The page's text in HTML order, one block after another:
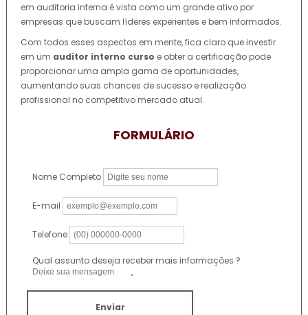
em auditoria interna é vista como um grande ativo por
empresas que buscam líderes experientes e bem informados.
Com todos esses aspectos em mente, fica claro que investir
em um auditor interno curso e obter a certificação pode
proporcionar uma ampla gama de oportunidades,
aumentando suas chances de sucesso e realização
profissional no competitivo mercado atual.
FORMULÁRIO
Nome Completo
E-mail
Telefone
Qual assunto deseja receber mais informações ?
Enviar